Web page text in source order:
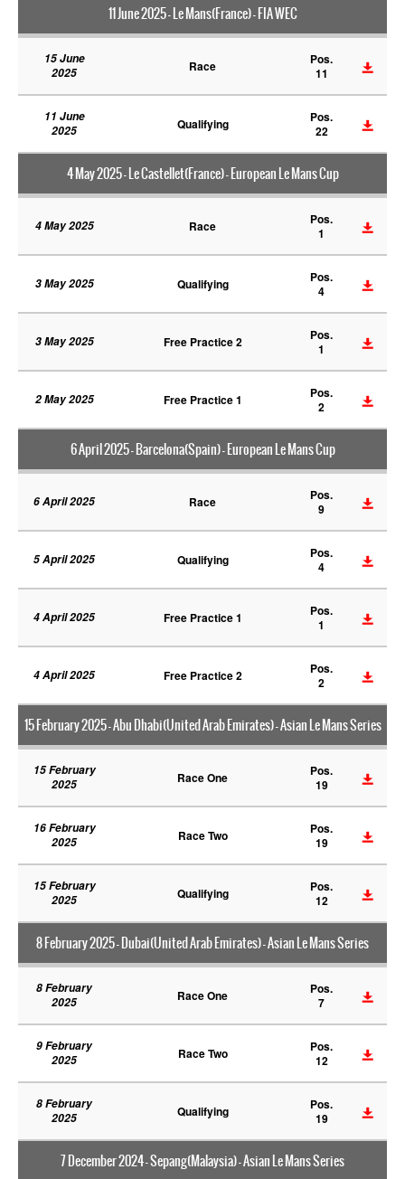
11 June 2025 - Le Mans(France) - FIA WEC
15 June
2025
Race
Pos.
11
11 June
2025
Qualifying
Pos.
22
4 May 2025 - Le Castellet(France) - European Le Mans Cup
4 May 2025 Race
Pos.
1
3 May 2025 Qualifying
Pos.
4
3 May 2025 Free Practice 2
Pos.
1
2 May 2025 Free Practice 1
Pos.
2
6 April 2025 - Barcelona(Spain) - European Le Mans Cup
6 April 2025 Race
Pos.
9
5 April 2025 Qualifying
Pos.
4
4 April 2025 Free Practice 1
Pos.
1
4 April 2025 Free Practice 2
Pos.
2
15 February 2025 - Abu Dhabi(United Arab Emirates) - Asian Le Mans Series
15 February
2025
Race One
Pos.
19
16 February
2025
Race Two
Pos.
19
15 February
2025
Qualifying
Pos.
12
8 February 2025 - Dubai(United Arab Emirates) - Asian Le Mans Series
8 February
2025
Race One
Pos.
7
9 February
2025
Race Two
Pos.
12
8 February
2025
Qualifying
Pos.
19
7 December 2024 - Sepang(Malaysia) - Asian Le Mans Series